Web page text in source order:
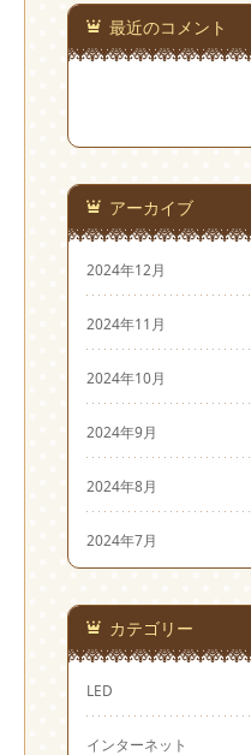
最近のコメント
アーカイブ
2024年12月
2024年11月
2024年10月
2024年9月
2024年8月
2024年7月
カテゴリー
LED
インターネット